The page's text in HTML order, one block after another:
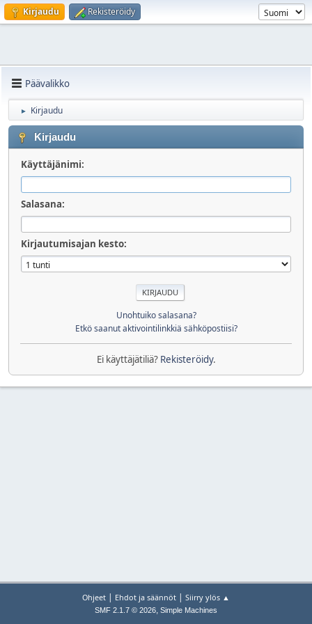
Kirjaudu Rekisteröidy
Päävalikko
► Kirjaudu
Kirjaudu
Käyttäjänimi:
Salasana:
Kirjautumisajan kesto:
Unohtuiko salasana?
Etkö saanut aktivointilinkkiä sähköpostiisi?
Ei käyttäjätiliä? Rekisteröidy.
Ohjeet | Ehdot ja säännöt | Siirry ylös ▲
SMF 2.1.7 © 2026, Simple Machines